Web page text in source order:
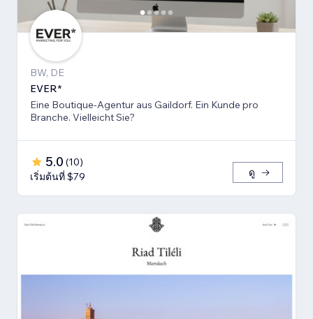
BW, DE
EVER*
Eine Boutique-Agentur aus Gaildorf. Ein Kunde pro
Branche. Vielleicht Sie?
5.0 (10)
เริ่มต้นที่ $79
ดู